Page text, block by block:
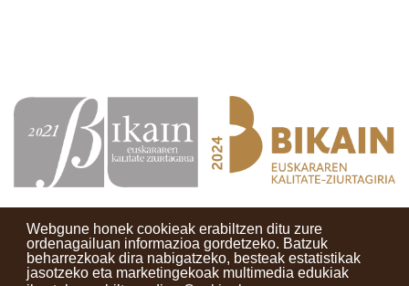
Webgune honek cookieak erabiltzen ditu zure
ordenagailuan informazioa gordetzeko. Batzuk
beharrezkoak dira nabigatzeko, besteak estatistikak
jasotzeko eta marketingekoak multimedia edukiak
Kontaktuak Erabilera baldintzak Lege oharra Berriak